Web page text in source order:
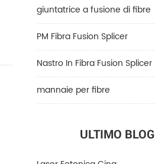
giuntatrice a fusione di fibre
PM Fibra Fusion Splicer
Nastro In Fibra Fusion Splicer
mannaie per fibre
ULTIMO BLOG